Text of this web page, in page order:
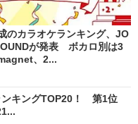
のカラオケランキング、JO
が発表 ボカロ別は3
、2...
ンキングTOP20！ 第1位